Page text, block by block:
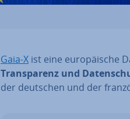
Gaia-X ist eine eu­ro­päi­sche
Trans­pa­renz und
der deutschen und der